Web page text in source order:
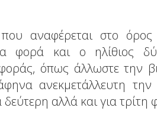
αναφέρεται στο όρος
φορά και ο ηλίθιος
όπως άλλωστε την
ανεκμετάλλευτη
αλλά και για τρίτη